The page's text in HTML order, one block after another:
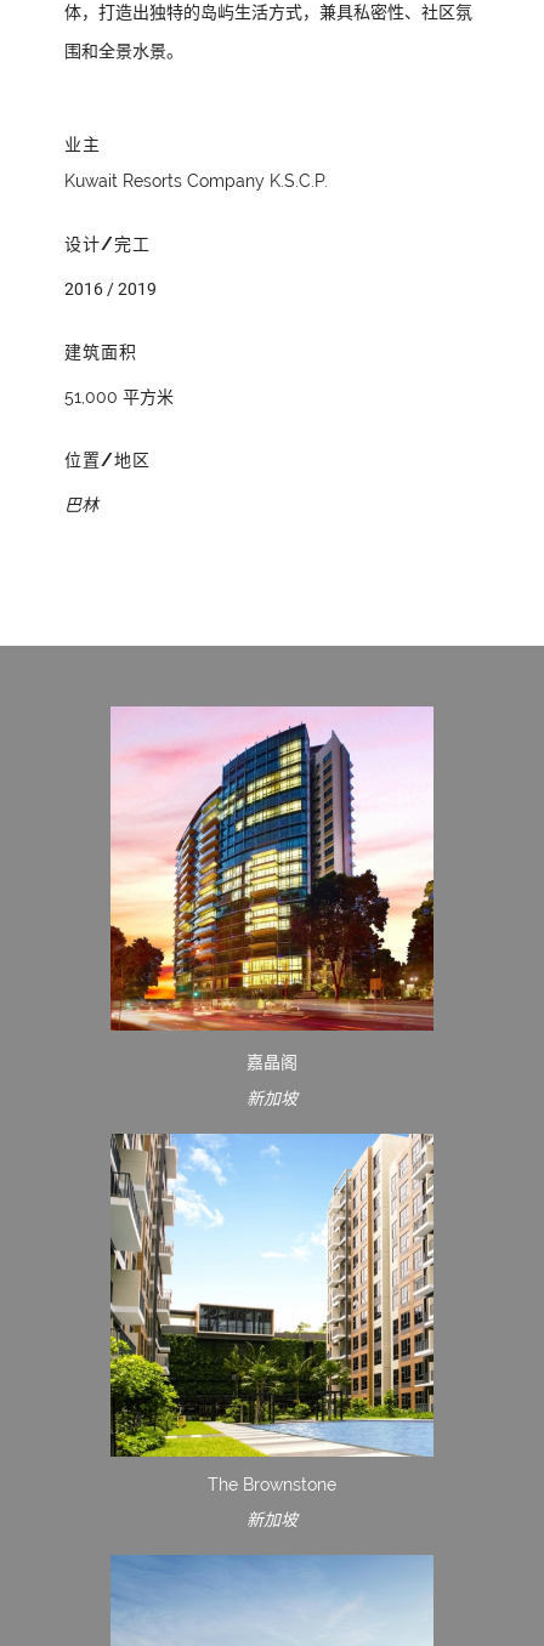
体，打造出独特的岛屿生活方式，兼具私密性、社区氛
围和全景水景。
业主
Kuwait Resorts Company K.S.C.P.
设计/完工
2016 / 2019
建筑面积
51,000 平方米
位置/地区
巴林
嘉晶阁
新加坡
The Brownstone
新加坡